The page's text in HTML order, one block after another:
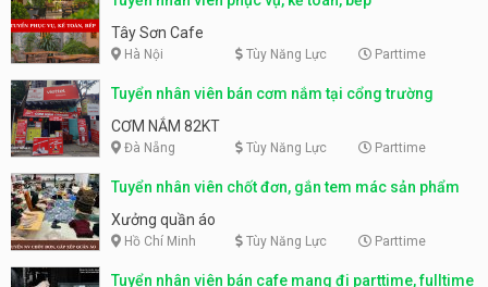
Tây Sơn Cafe
Hà Nội Tùy Năng Lực Parttime
Tuyển nhân viên bán cơm nắm tại cổng trường
CƠM NẮM 82KT
Đà Nẵng Tùy Năng Lực Parttime
Tuyển nhân viên chốt đơn, gắn tem mác sản phẩm
Xưởng quần áo
Hồ Chí Minh Tùy Năng Lực Parttime
Tuyển nhân viên bán cafe mang đi parttime, fulltime